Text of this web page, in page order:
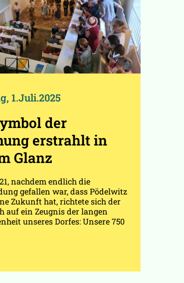
1.Juli.2025
der
erstrahlt in
Glanz
nachdem endlich die
gefallen war, dass Pödelwitz
Zukunft hat, richtete sich der
auf ein Zeugnis der langen
unseres Dorfes: Unsere 750